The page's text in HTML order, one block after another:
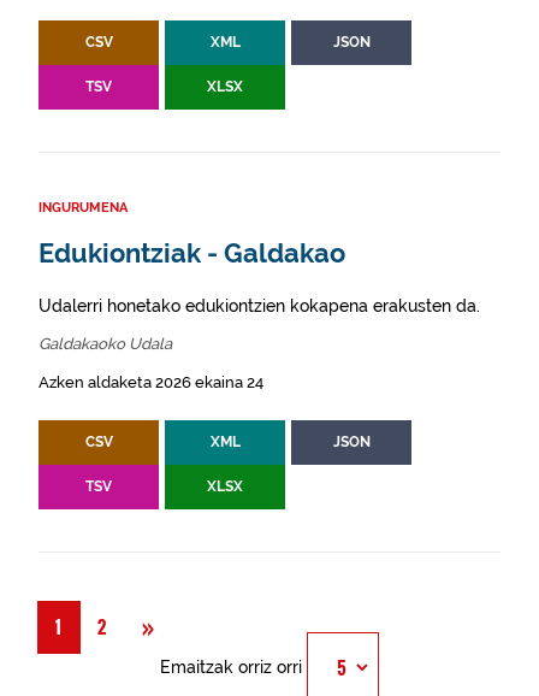
CSV XML JSON
TSV XLSX
INGURUMENA
Edukiontziak - Galdakao
Udalerri honetako edukiontzien kokapena erakusten da.
Galdakaoko Udala
Azken aldaketa 2026 ekaina 24
CSV XML JSON
TSV XLSX
1 2 »
Emaitzak orriz orri